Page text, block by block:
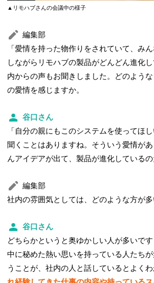
▲リモハブさんの会議中の様子
編集部
「愛情を持った物作りをされていて、み
しながらリモハブの製品がどんどん進化
内からの声もお聞きしました。どのよう
の愛情を感じますか。
谷口さん
「自分の親にもこのシステムを使ってほ
聞くことはありますね。そういう愛情が
んアイデアが出て、製品が進化しているの
編集部
社内の雰囲気としては、どのような方が多
谷口さん
どちらかというと奥ゆかしい人が多いで
中に秘めた熱い思いを持っている人たち
うことが、社内の人と話しているとよくわ